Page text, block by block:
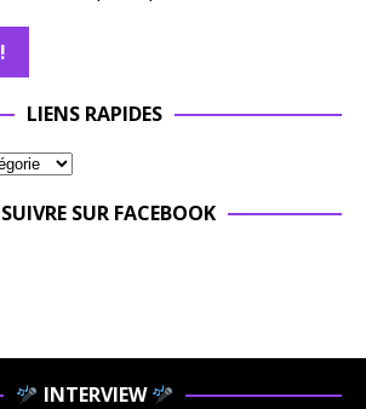
LIENS RAPIDES
SUIVRE SUR FACEBOOK
INTERVIEW